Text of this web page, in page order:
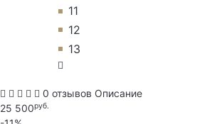
11
12
13
0 отзывов Описание
25 500руб.